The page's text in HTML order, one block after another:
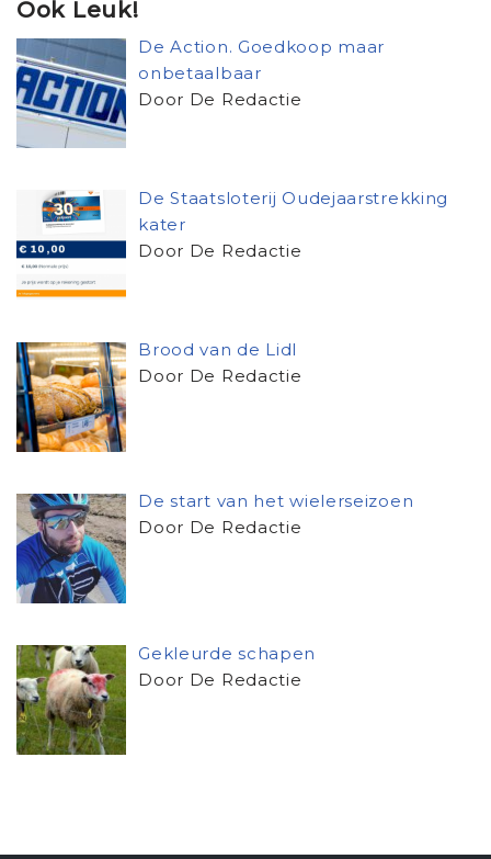
Ook Leuk!
De Action. Goedkoop maar
onbetaalbaar
Door De Redactie
De Staatsloterij Oudejaarstrekking
kater
Door De Redactie
Brood van de Lidl
Door De Redactie
De start van het wielerseizoen
Door De Redactie
Gekleurde schapen
Door De Redactie